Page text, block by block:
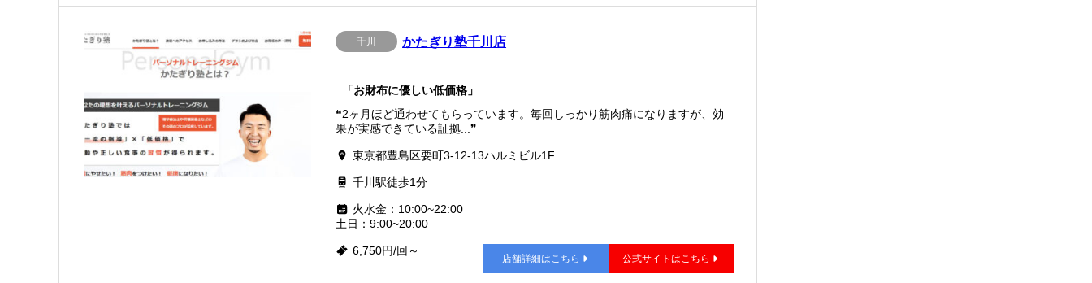
千川 かたぎり塾千川店
「お財布に優しい低価格」
❝2ヶ月ほど通わせてもらっています。毎回しっかり筋肉痛になりますが、効
果が実感できている証拠...❞
東京都豊島区要町3-12-13ハルミビル1F
千川駅徒歩1分
火水金：10:00~22:00
土日：9:00~20:00
6,750円/回～
店舗詳細はこちら 公式サイトはこちら